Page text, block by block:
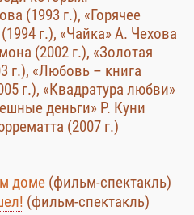
(1993 г.), «Горячее
г.), «Чайка» А. Чехова
(2002 г.), «Золотая
г.), «Любовь – книга
г.), «Квадратура любви»
деньги» Р. Куни
(2007 г.)
доме (фильм-спектакль)
(фильм-спектакль)